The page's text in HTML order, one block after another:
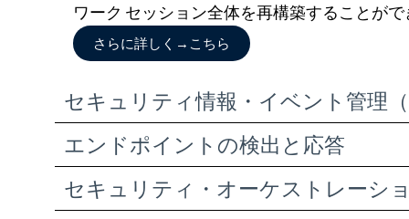
ワーク セッション全体を再構築することが
さらに詳しく → こちら
セキュリティ情報・イベント管理
エンドポイントの検出と応答
セキュリティ・オーケストレーシ